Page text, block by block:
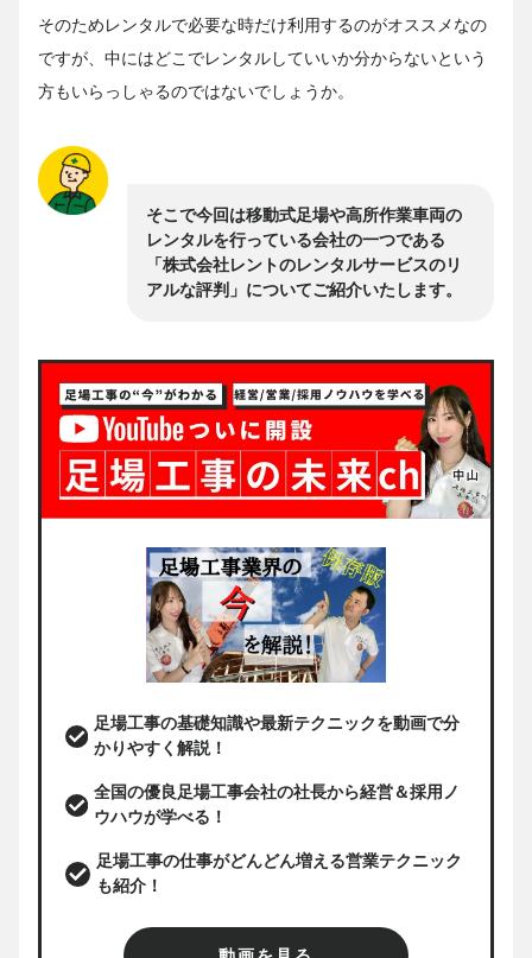
そのためレンタルで必要な時だけ利用するのがオススメなの
ですが、中にはどこでレンタルしていいか分からないという
方もいらっしゃるのではないでしょうか。
そこで今回は移動式足場や高所作業車両の
レンタルを行っている会社の一つである
「株式会社レントのレンタルサービスのリ
アルな評判」についてご紹介いたします。
足場工事の基礎知識や最新テクニックを動画で分
かりやすく解説！
全国の優良足場工事会社の社長から経営＆採用ノ
ウハウが学べる！
足場工事の仕事がどんどん増える営業テクニック
も紹介！